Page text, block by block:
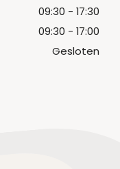
09:30 - 17:30
09:30 - 17:00
Gesloten